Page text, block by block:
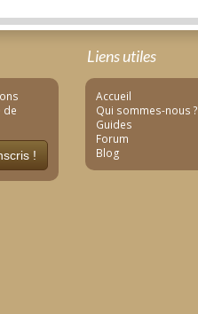
de
!
Liens utiles
Accueil
Qui sommes-nous ?
Guides
Forum
Blog